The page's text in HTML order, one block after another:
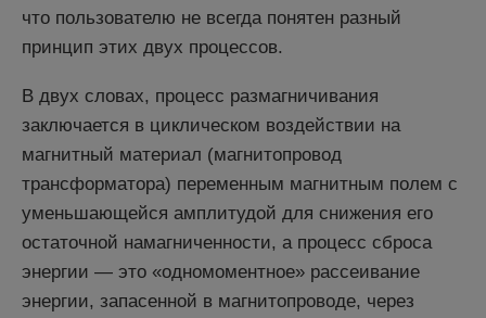
что пользователю не всегда понятен разный
принцип этих двух процессов.
В двух словах, процесс размагничивания
заключается в циклическом воздействии на
магнитный материал (магнитопровод
трансформатора) переменным магнитным полем с
уменьшающейся амплитудой для снижения его
остаточной намагниченности, а процесс сброса
энергии — это «одномоментное» рассеивание
энергии, запасенной в магнитопроводе, через